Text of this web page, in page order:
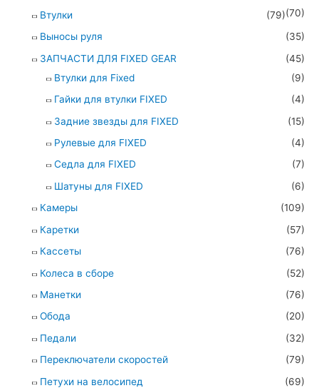
(70)
Втулки
(79)
Выносы руля
(35)
ЗАПЧАСТИ ДЛЯ FIXED GEAR
(45)
Втулки для Fixed
(9)
Гайки для втулки FIXED
(4)
Задние звезды для FIXED
(15)
Рулевые для FIXED
(4)
Седла для FIXED
(7)
Шатуны для FIXED
(6)
Камеры
(109)
Каретки
(57)
Кассеты
(76)
Колеса в сборе
(52)
Манетки
(76)
Обода
(20)
Педали
(32)
Переключатели скоростей
(79)
Петухи на велосипед
(69)